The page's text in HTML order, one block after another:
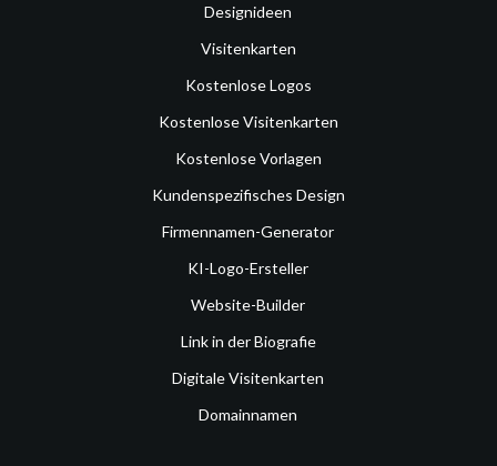
Designideen
Visitenkarten
Kostenlose Logos
Kostenlose Visitenkarten
Kostenlose Vorlagen
Kundenspezifisches Design
Firmennamen-Generator
KI-Logo-Ersteller
Website-Builder
Link in der Biografie
Digitale Visitenkarten
Domainnamen